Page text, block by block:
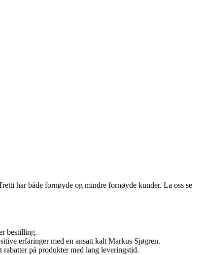
har både fornøyde og mindre fornøyde kunder. La oss se
bestilling.
erfaringer med en ansatt kalt Markus Sjøgren.
på produkter med lang leveringstid.